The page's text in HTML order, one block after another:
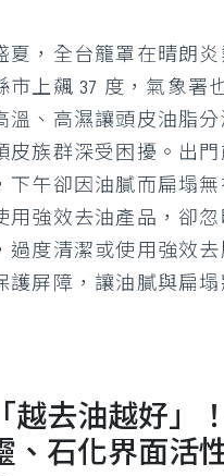
夏，全台籠罩在晴朗炎
市上飆 37 度，氣象署
溫、高濕讓頭皮油脂分
皮族群深受困擾。出
下午卻因油膩而扁塌無
用強效去油產品，卻忽
過度清潔或使用強效去
護屏障，讓油膩與扁塌
越去油越好」
、石化界面活